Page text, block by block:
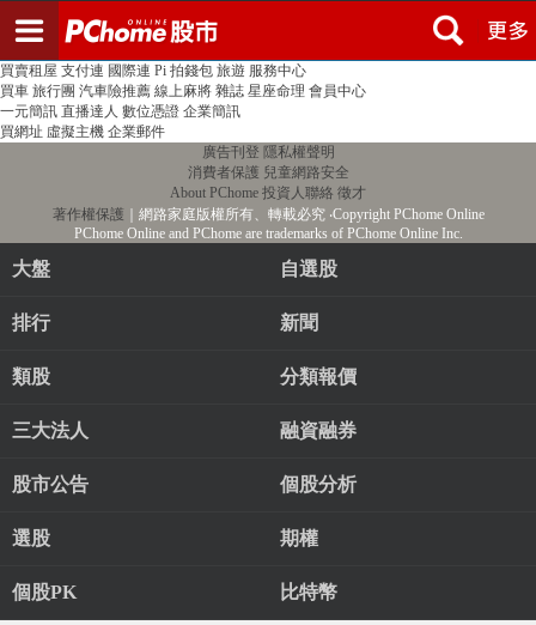
PChome首頁 線上購物 24h購物 書店
買賣租屋 支付連 國際連 Pi 拍錢包 旅遊 服務中心
買車 旅行團 汽車險推薦 線上麻將 雜誌 星座命理 會員中心
一元簡訊 直播達人 數位憑證 企業簡訊
買網址 虛擬主機 企業郵件
廣告刊登 隱私權聲明
消費者保護 兒童網路安全
About PChome 投資人聯絡 徵才
著作權保護 ｜網路家庭版權所有、轉載必究‧Copyright PChome Online
PChome Online and PChome are trademarks of PChome Online Inc.
大盤 自選股
排行 新聞
類股 分類報價
三大法人 融資融券
股市公告 個股分析
選股 期權
個股PK 比特幣